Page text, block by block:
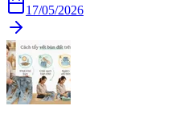
17/05/2026